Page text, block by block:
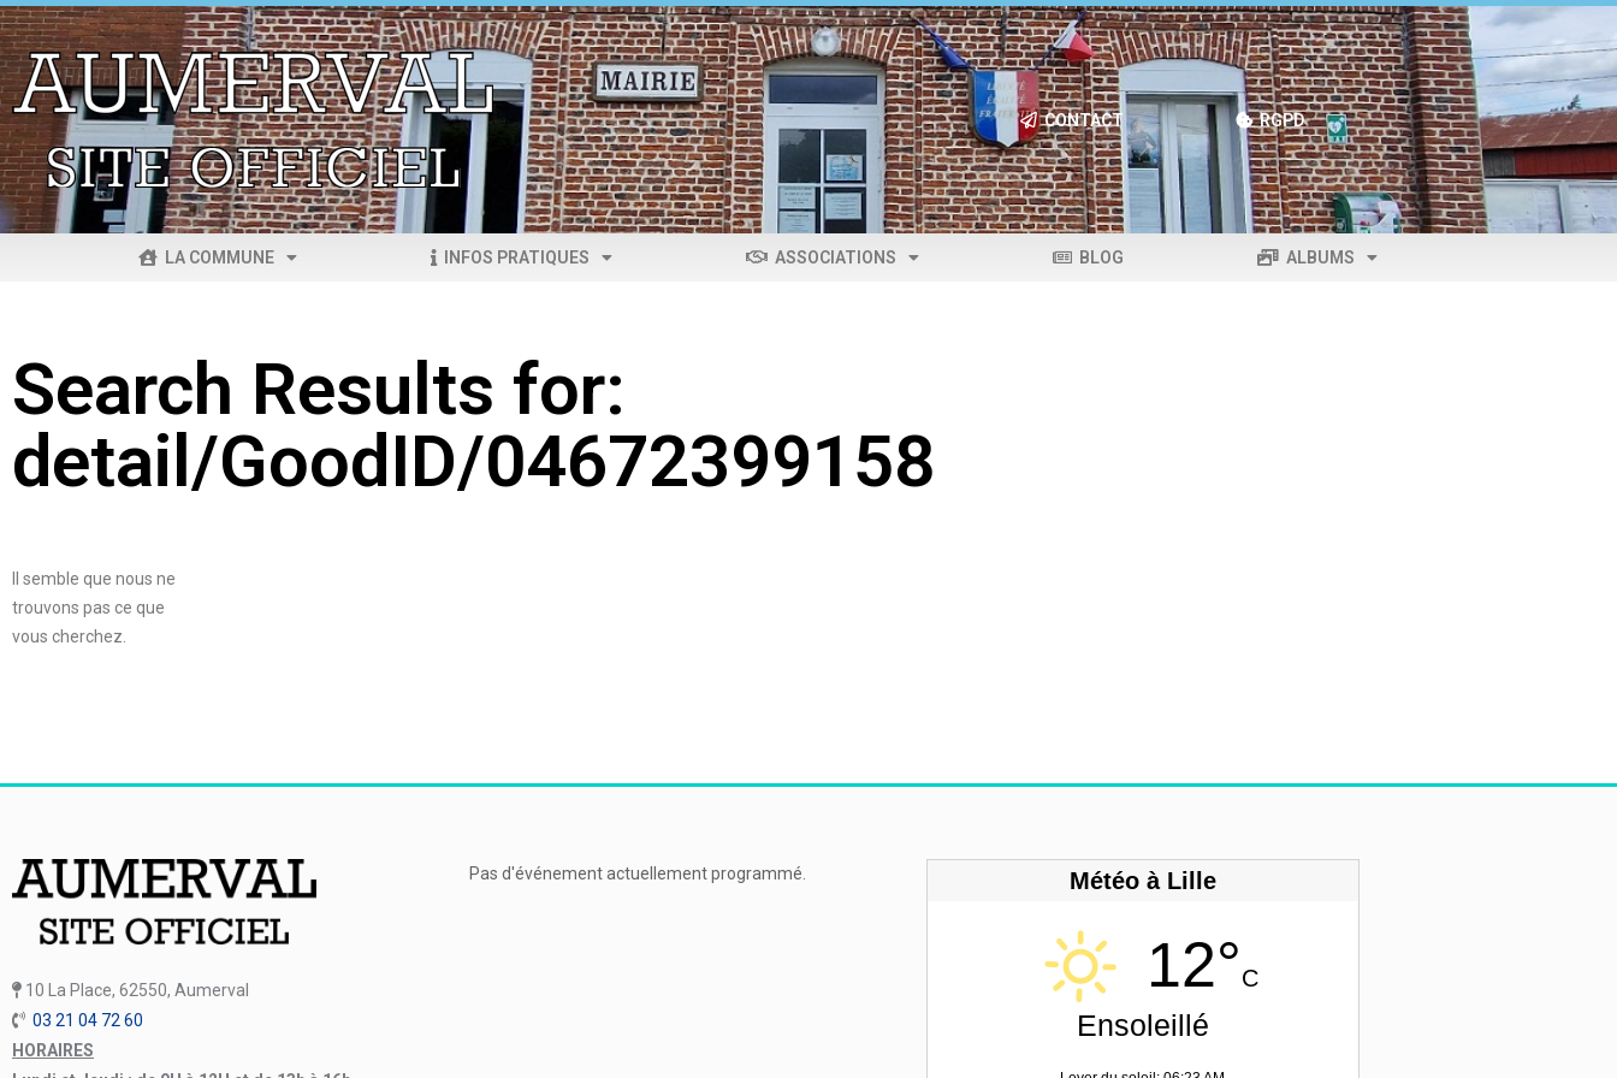
CONTACT RGPD
LA COMMUNE INFOS PRATIQUES ASSOCIATIONS BLOG ALBUMS
Search Results for:
detail/GoodID/04672399158
Il semble que nous ne
trouvons pas ce que
vous cherchez.
10 La Place, 62550, Aumerval
03 21 04 72 60
HORAIRES
Pas d'événement actuellement programmé. Météo à Lille
12°C
Ensoleillé